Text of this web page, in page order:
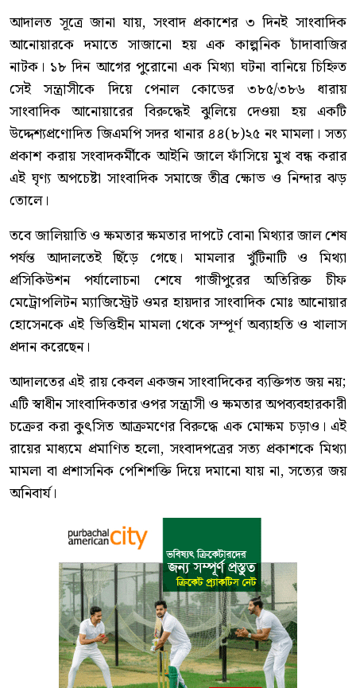
আদালত সূত্রে জানা যায়, সংবাদ প্রকাশের ৩ দিনই সাংবাদিক
আনোয়ারকে দমাতে সাজানো হয় এক কাল্পনিক চাঁদাবাজির
নাটক। ১৮ দিন আগের পুরোনো এক মিথ্যা ঘটনা বানিয়ে চিহ্নিত
সেই সন্ত্রাসীকে দিয়ে পেনাল কোডের ৩৮৫/৩৮৬ ধারায়
সাংবাদিক আনোয়ারের বিরুদ্ধেই ঝুলিয়ে দেওয়া হয় একটি
উদ্দেশ্যপ্রণোদিত জিএমপি সদর থানার ৪৪(৮)২৫ নং মামলা। সত্য
প্রকাশ করায় সংবাদকর্মীকে আইনি জালে ফাঁসিয়ে মুখ বন্ধ করার
এই ঘৃণ্য অপচেষ্টা সাংবাদিক সমাজে তীব্র ক্ষোভ ও নিন্দার ঝড়
তোলে।
তবে জালিয়াতি ও ক্ষমতার ক্ষমতার দাপটে বোনা মিথ্যার জাল শেষ
পর্যন্ত আদালতেই ছিঁড়ে গেছে। মামলার খুঁটিনাটি ও মিথ্যা
প্রসিকিউশন পর্যালোচনা শেষে গাজীপুরের অতিরিক্ত চীফ
মেট্রোপলিটন ম্যাজিস্ট্রেট ওমর হায়দার সাংবাদিক মোঃ আনোয়ার
হোসেনকে এই ভিত্তিহীন মামলা থেকে সম্পূর্ণ অব্যাহতি ও খালাস
প্রদান করেছেন।
আদালতের এই রায় কেবল একজন সাংবাদিকের ব্যক্তিগত জয় নয়;
এটি স্বাধীন সাংবাদিকতার ওপর সন্ত্রাসী ও ক্ষমতার অপব্যবহারকারী
চক্রের করা কুৎসিত আক্রমণের বিরুদ্ধে এক মোক্ষম চড়াও। এই
রায়ের মাধ্যমে প্রমাণিত হলো, সংবাদপত্রের সত্য প্রকাশকে মিথ্যা
মামলা বা প্রশাসনিক পেশিশক্তি দিয়ে দমানো যায় না, সত্যের জয়
অনিবার্য।